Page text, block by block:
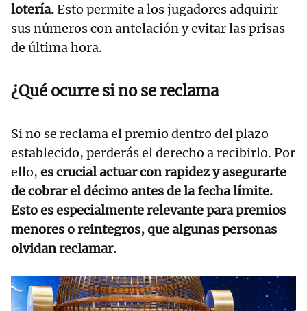
lotería.Esto permite a los jugadores adquirir
sus números con antelación y evitar las prisas
de última hora.
¿Qué ocurre si no se reclama
Si no se reclama el premio dentro del plazo
establecido, perderás el derecho a recibirlo. Por
ello, es crucial actuar con rapidez y asegurarte
de cobrar el décimo antes de la fecha límite.
Esto es especialmente relevante para premios
menores o reintegros, que algunas personas
olvidan reclamar.